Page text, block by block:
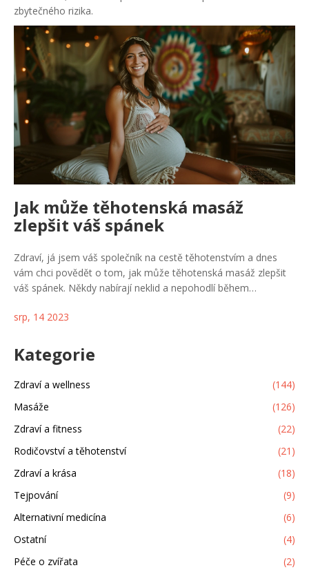
zbytečného rizika.
Jak může těhotenská masáž
zlepšit váš spánek
Zdraví, já jsem váš společník na cestě těhotenstvím a dnes
vám chci povědět o tom, jak může těhotenská masáž zlepšit
váš spánek. Někdy nabírají neklid a nepohodlí během
i pro miminko nepříznivé. Mnohé studie ukázaly, že pravidelné
stres a napětí. Připravil jsem pro vás příspěvek, kde se dozvíte
více o tom, jak může těhotenská masáž pomoci. Už se těším
na vaše reakce a komentáře!
srp, 14 2023
Kategorie
Zdraví a wellness
(144)
Masáže
(126)
Zdraví a fitness
(22)
Rodičovství a těhotenství
(21)
Zdraví a krása
(18)
Tejpování
(9)
Alternativní medicína
(6)
Ostatní
(4)
Péče o zvířata
(2)